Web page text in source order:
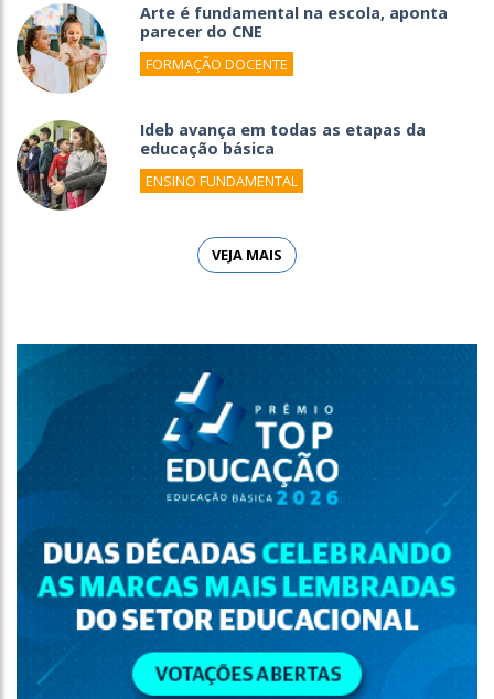
Arte é fundamental na escola, aponta
parecer do CNE
FORMAÇÃO DOCENTE
Ideb avança em todas as etapas da
educação básica
ENSINO FUNDAMENTAL
VEJA MAIS